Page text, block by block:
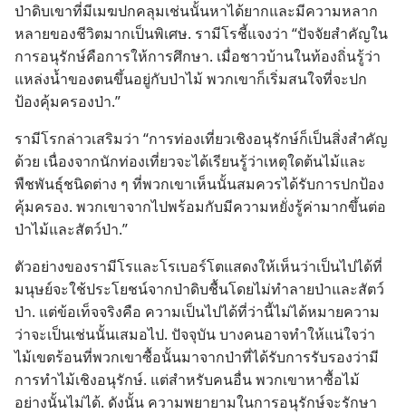
ป่า​ดิบ​เขา​ที่​มี​เมฆ​ปก​คลุม​เช่น​นั้น​หา​ได้​ยาก​และ​มี​ความ​หลาก​
หลาย​ของ​ชีวิต​มาก​เป็น​พิเศษ. รา​มี​โร​ชี้​แจง​ว่า “ปัจจัย​สำคัญ​ใน​
การ​อนุรักษ์​คือ​การ​ให้​การ​ศึกษา. เมื่อ​ชาว​บ้าน​ใน​ท้องถิ่น​รู้​ว่า​
แหล่ง​น้ำ​ของ​ตน​ขึ้น​อยู่​กับ​ป่า​ไม้ พวก​เขา​ก็​เริ่ม​สนใจ​ที่​จะ​ปก​
ป้อง​คุ้มครอง​ป่า.”
รา​มี​โร​กล่าว​เสริม​ว่า “การ​ท่อง​เที่ยว​เชิง​อนุรักษ์​ก็​เป็น​สิ่ง​สำคัญ​
ด้วย เนื่อง​จาก​นัก​ท่อง​เที่ยว​จะ​ได้​เรียน​รู้​ว่า​เหตุ​ใด​ต้น​ไม้​และ​
พืชพันธุ์​ชนิด​ต่าง ๆ ที่​พวก​เขา​เห็น​นั้น​สม​ควร​ได้​รับ​การ​ปก​ป้อง​
คุ้มครอง. พวก​เขา​จาก​ไป​พร้อม​กับ​มี​ความ​หยั่ง​รู้​ค่า​มาก​ขึ้น​ต่อ​
ป่า​ไม้​และ​สัตว์​ป่า.”
ตัว​อย่าง​ของ​รา​มี​โร​และ​โรเบอร์โต​แสดง​ให้​เห็น​ว่า​เป็น​ไป​ได้​ที่​
มนุษย์​จะ​ใช้​ประโยชน์​จาก​ป่า​ดิบ​ชื้น​โดย​ไม่​ทำลาย​ป่า​และ​สัตว์​
ป่า. แต่​ข้อ​เท็จ​จริง​คือ ความ​เป็น​ไป​ได้​ที่​ว่า​นี้​ไม่​ได้​หมาย​ความ​
ว่า​จะ​เป็น​เช่น​นั้น​เสมอ​ไป. ปัจจุบัน บาง​คน​อาจ​ทำ​ให้​แน่​ใจ​ว่า​
ไม้​เขต​ร้อน​ที่​พวก​เขา​ซื้อ​นั้น​มา​จาก​ป่า​ที่​ได้​รับ​การ​รับรอง​ว่า​มี​
การ​ทำ​ไม้​เชิง​อนุรักษ์. แต่​สำหรับ​คน​อื่น พวก​เขา​หา​ซื้อ​ไม้​
อย่าง​นั้น​ไม่​ได้. ดัง​นั้น ความ​พยายาม​ใน​การ​อนุรักษ์​จะ​รักษา​